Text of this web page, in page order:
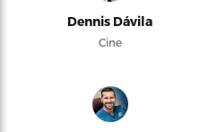
Dennis Dávila
Cine